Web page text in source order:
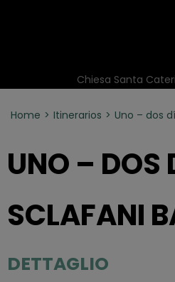
Chiesa Santa
Home Itinerarios Uno – dos
UNO – DOS
SCLAFANI
DETTAGLIO